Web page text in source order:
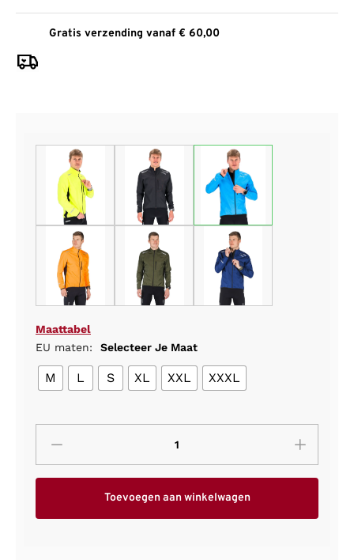
Gratis verzending vanaf € 60,00
Maattabel
EU maten:
Selecteer Je Maat
M L S XL XXL XXXL
Toevoegen aan winkelwagen